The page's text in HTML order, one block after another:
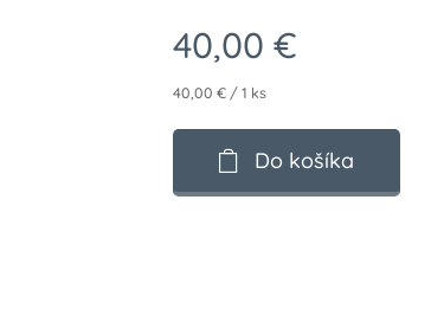
40,00 €
40,00 € / 1 ks
Do košíka